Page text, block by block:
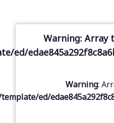
Warning: Array
Warning:
ed/